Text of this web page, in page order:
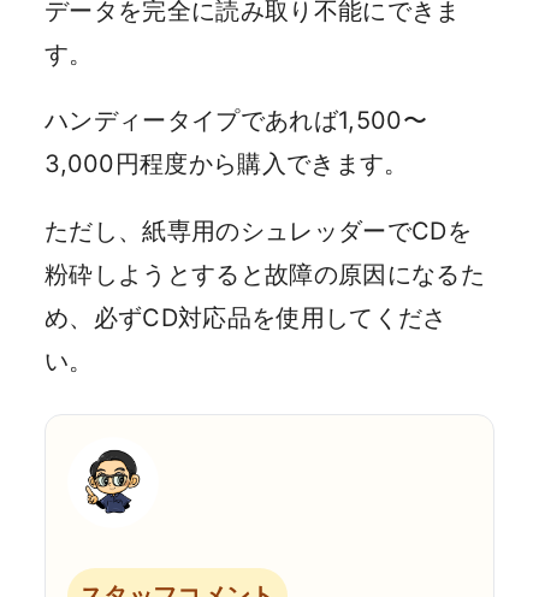
データを完全に読み取り不能にできま
す。
ハンディータイプであれば1,500〜
3,000円程度から購入できます。
ただし、紙専用のシュレッダーでCDを
粉砕しようとすると故障の原因になるた
め、必ずCD対応品を使用してくださ
い。